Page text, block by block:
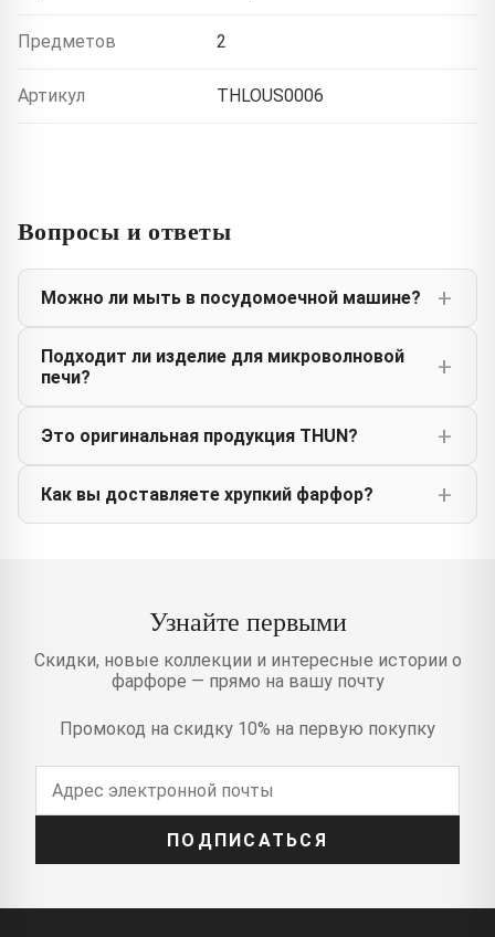
Предметов 2
Артикул THLOUS0006
Вопросы и ответы
Можно ли мыть в посудомоечной машине?
Подходит ли изделие для микроволновой
печи?
Это оригинальная продукция THUN?
Как вы доставляете хрупкий фарфор?
Узнайте первыми
Скидки, новые коллекции и интересные истории о
фарфоре — прямо на вашу почту
Промокод на скидку 10% на первую покупку
ПОДПИСАТЬСЯ